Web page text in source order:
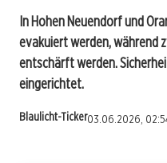
In Hohen Neuendorf und
evakuiert werden, während
entschärft werden.
eingerichtet.
Blaulicht-Ticker03.06.2026,